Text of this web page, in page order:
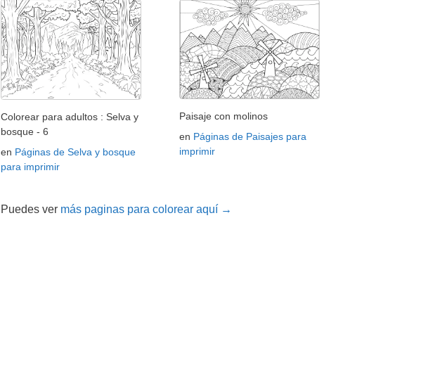
Colorear para adultos : Selva y
bosque - 6
en Páginas de Selva y bosque
para imprimir
Paisaje con molinos
en Páginas de Paisajes para
imprimir
Puedes ver más paginas para colorear aquí →